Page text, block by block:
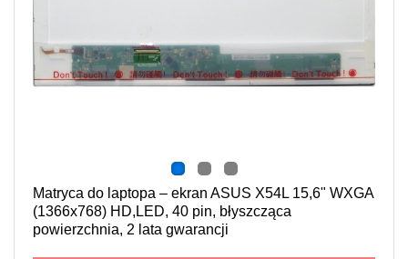
Matryca do laptopa – ekran ASUS X54L 15,6" WXGA
(1366x768) HD,LED, 40 pin, błyszcząca
powierzchnia, 2 lata gwarancji